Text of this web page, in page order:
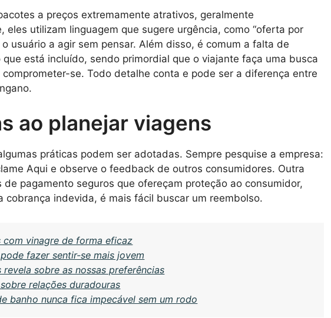
a preços extremamente atrativos, geralmente
eles utilizam linguagem que sugere urgência, como “oferta por
usuário a agir sem pensar. Além disso, é comum a falta de
está incluído, sendo primordial que o viajante faça uma busca
se. Todo detalhe conta e pode ser a diferença entre
ao planejar viagens
práticas podem ser adotadas. Sempre pesquise a empresa:
Aqui e observe o feedback de outros consumidores. Outra
pagamento seguros que ofereçam proteção ao consumidor,
cobrança indevida, é mais fácil buscar um reembolso.
vinagre de forma eficaz
fazer sentir-se mais jovem
sobre as nossas preferências
relações duradouras
banho nunca fica impecável sem um rodo